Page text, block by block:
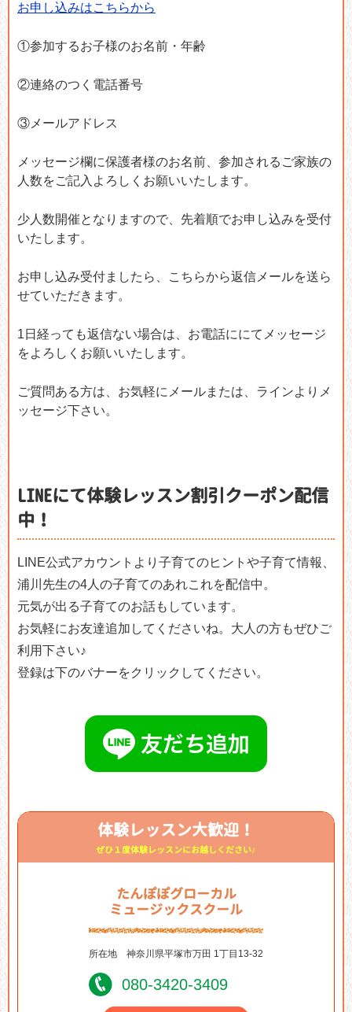
お申し込みはこちらから
①参加するお子様のお名前・年齢
②連絡のつく電話番号
③メールアドレス
メッセージ欄に保護者様のお名前、参加されるご家族の
人数をご記入よろしくお願いいたします。
少人数開催となりますので、先着順でお申し込みを受付
いたします。
お申し込み受付ましたら、こちらから返信メールを送ら
せていただきます。
1日経っても返信ない場合は、お電話ににてメッセージ
をよろしくお願いいたします。
ご質問ある方は、お気軽にメールまたは、ラインよりメ
ッセージ下さい。
LINEにて体験レッスン割引クーポン配信
中！
LINE公式アカウントより子育てのヒントや子育て情報、
浦川先生の4人の子育てのあれこれを配信中。
元気が出る子育てのお話もしています。
お気軽にお友達追加してくださいね。大人の方もぜひご
利用下さい♪
登録は下のバナーをクリックしてください。
体験レッスン大歓迎！
ぜひ１度体験レッスンにお越しください♪
たんぽぽグローカル
ミュージックスクール
所在地 神奈川県平塚市万田 1丁目13-32
080-3420-3409